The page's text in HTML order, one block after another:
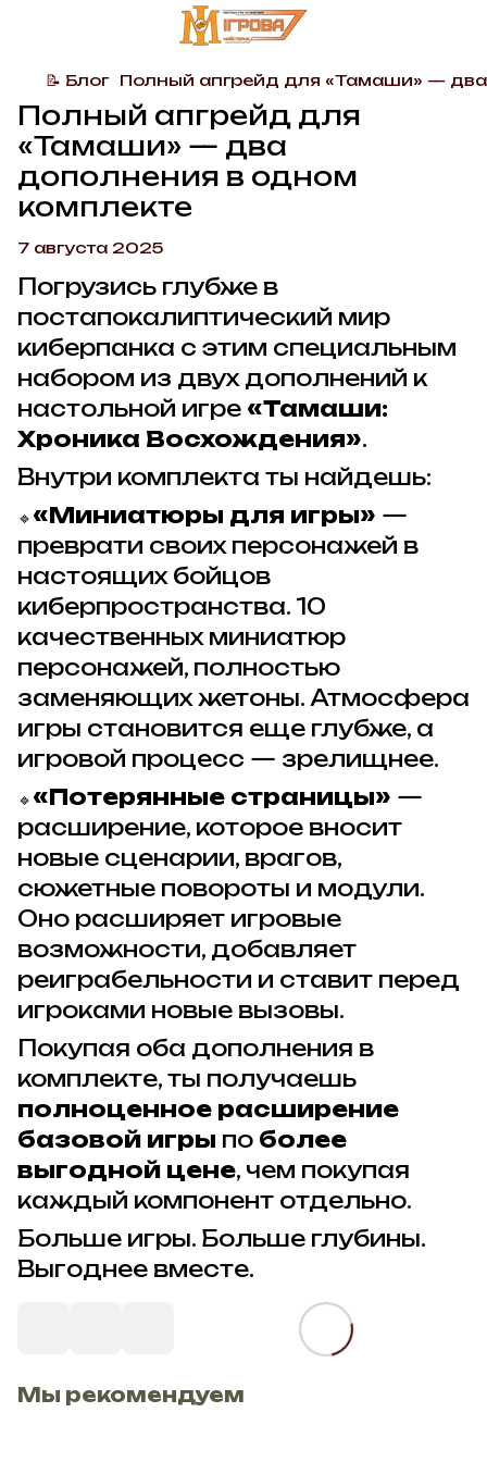
📝 Блог Полный апгрейд для «Тамаши» —
Полный апгрейд для
«Тамаши» — два
дополнения в одном
комплекте
7 августа 2025
Погрузись глубже в
постапокалиптический мир
киберпанка с этим специальным
набором из двух дополнений к
настольной игре «Тамаши:
Хроника Восхождения».
Внутри комплекта ты найдешь:
🔹 «Миниатюры для игры» —
преврати своих персонажей в
настоящих бойцов
киберпространства. 10
качественных миниатюр
персонажей, полностью
заменяющих жетоны. Атмосфера
игры становится еще глубже, а
игровой процесс — зрелищнее.
🔹 «Потерянные страницы» —
расширение, которое вносит
новые сценарии, врагов,
сюжетные повороты и модули.
Оно расширяет игровые
возможности, добавляет
реиграбельности и ставит перед
игроками новые вызовы.
Покупая оба дополнения в
комплекте, ты получаешь
полноценное расширение
базовой игры по более
выгодной цене, чем покупая
каждый компонент отдельно.
Больше игры. Больше глубины.
Выгоднее вместе.
Мы рекомендуем